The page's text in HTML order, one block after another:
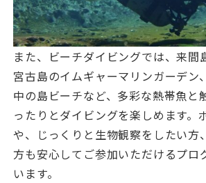
また、ビーチダイビングでは、来間
宮古島のイムギャーマリンガーデン
中の島ビーチなど、多彩な熱帯魚と
ったりとダイビングを楽しめます。
や、じっくりと生物観察をしたい方
方も安心してご参加いただけるプロ
います。